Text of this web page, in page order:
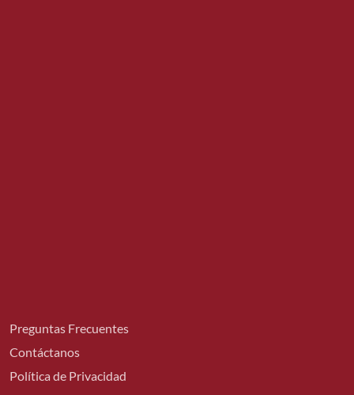
Preguntas Frecuentes
Contáctanos
Política de Privacidad